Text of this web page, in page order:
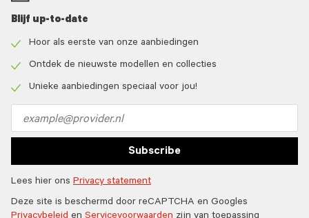
Blijf up-to-date
icon
Hoor als eerste van onze aanbiedingen
icon
Ontdek de nieuwste modellen en collecties
Unieke aanbiedingen speciaal voor jou!
address
Subscribe
Lees hier ons Privacy statement
Deze site is beschermd door reCAPTCHA en Googles